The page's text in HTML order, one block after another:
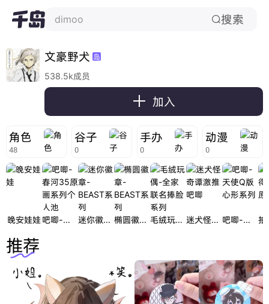
dimoo 搜索
文豪野犬 岛
538.5k成员
 加入
角色
48
谷子
0
手办
0
动漫
0
晚安娃娃 吧唧-春河35原画系列个人池 迷你徽章-BEAST系列 椭圆徽章-BEAST系列 毛绒玩偶-全家联名捧脸系列 迷犬怪奇谭激推吧唧 吧唧-天使Q版心形系列
推荐